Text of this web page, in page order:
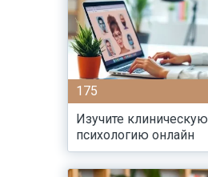
175
Изучите клиническую
психологию онлайн